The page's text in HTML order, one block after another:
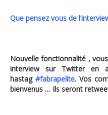
Que pensez vous de
Nouvelle fonctionnalité ,
interview sur Twitter en
hastag #fabrapelite. Vos
bienvenus … Ils seront